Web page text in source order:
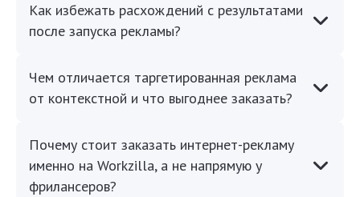
Как избежать расхождений с результатами
после запуска рекламы?
Чем отличается таргетированная реклама
от контекстной и что выгоднее заказать?
Почему стоит заказать интернет-рекламу
именно на Workzilla, а не напрямую у
фрилансеров?